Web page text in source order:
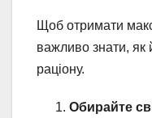
Щоб отримати
важливо знати, як
раціону.
Обирайте